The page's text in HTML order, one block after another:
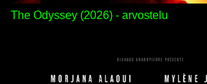
The Odyssey (2026) - arvostelu